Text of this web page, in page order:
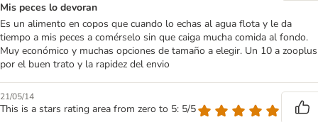
Mis peces lo devoran
Es un alimento en copos que cuando lo echas al agua flota y le da
tiempo a mis peces a comérselo sin que caiga mucha comida al fondo.
Muy económico y muchas opciones de tamaño a elegir. Un 10 a zooplus
por el buen trato y la rapidez del envio
21/05/14
This is a stars rating area from zero to 5: 5/5